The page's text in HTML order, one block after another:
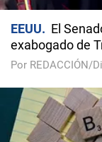
EEUU
El
exabogado de
Por REDACCIÓN/